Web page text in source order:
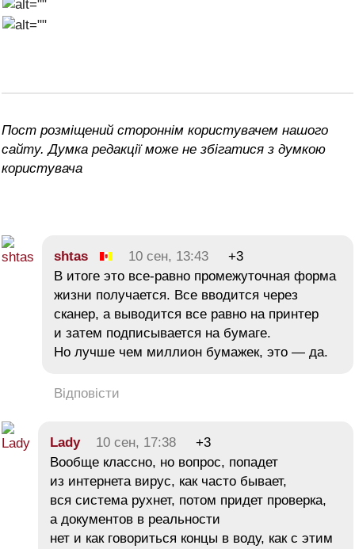
Пост розміщений стороннім користувачем нашого
сайту. Думка редакції може не збігатися з думкою
користувача
shtas 10 сен, 13:43
+3
В итоге это все-равно промежуточная форма
жизни получается. Все вводится через
сканер, а выводится все равно на принтер
и затем подписывается на бумаге.
Но лучше чем миллион бумажек, это — да.
Відповісти
Lady 10 сен, 17:38
+3
Вообще классно, но вопрос, попадет
из интернета вирус, как часто бывает,
вся система рухнет, потом придет проверка,
а документов в реальности
нет и как говориться концы в воду, как с этим